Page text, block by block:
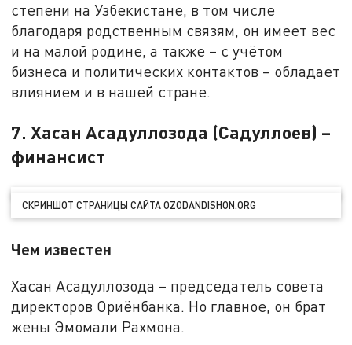
степени на Узбекистане, в том числе
благодаря родственным связям, он имеет вес
и на малой родине, а также – с учётом
бизнеса и политических контактов – обладает
влиянием и в нашей стране.
7. Хасан Асадуллозода (Садуллоев) –
финансист
СКРИНШОТ СТРАНИЦЫ САЙТА OZODANDISHON.ORG
Чем известен
Хасан Асадуллозода – председатель совета
директоров Ориёнбанка. Но главное, он брат
жены Эмомали Рахмона.